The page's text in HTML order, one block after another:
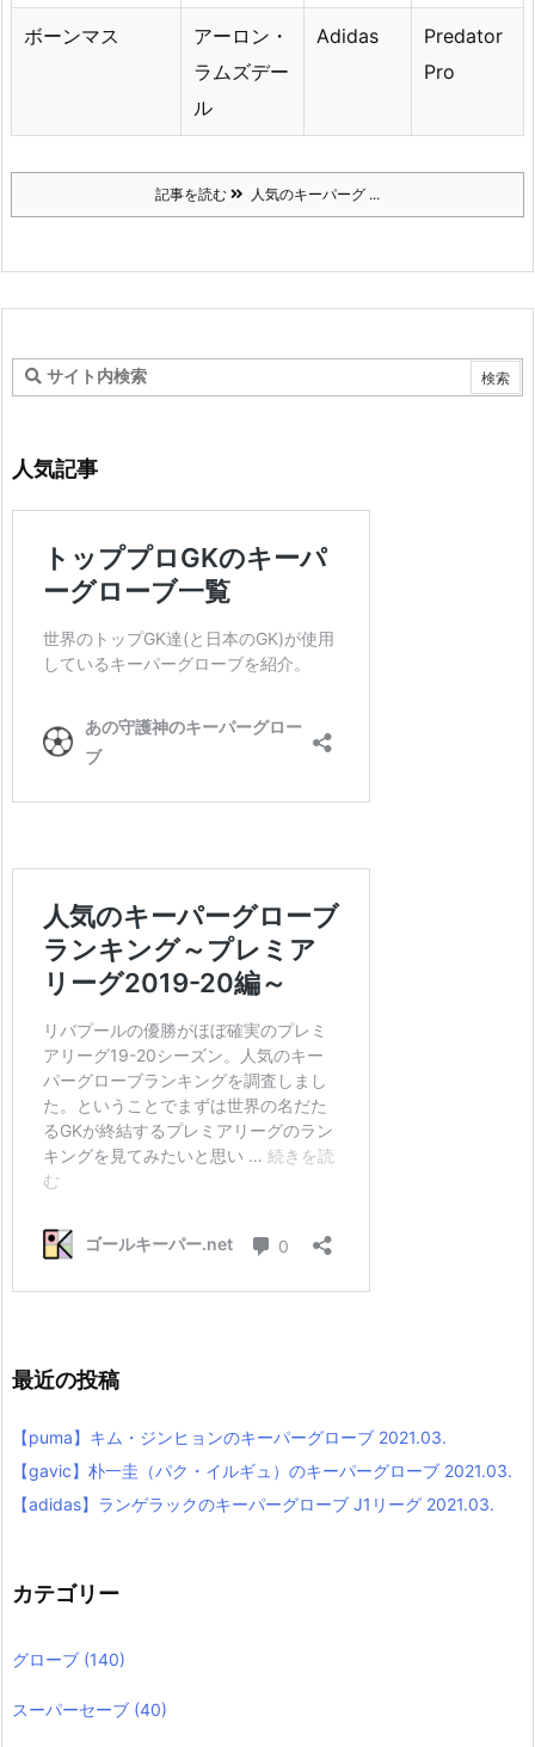
ボーンマス
アーロン・
ラムズデー
ル
Adidas
Predator
Pro
記事を読む 人気のキーパーグ ...
人気記事
最近の投稿
【puma】キム・ジンヒョンのキーパーグローブ 2021.03.
【gavic】朴一圭（パク・イルギュ）のキーパーグローブ 2021.03.
【adidas】ランゲラックのキーパーグローブ J1リーグ 2021.03.
カテゴリー
グローブ (140)
スーパーセーブ (40)